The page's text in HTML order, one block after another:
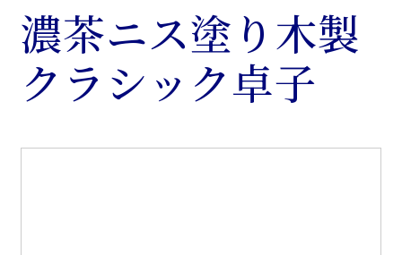
濃茶ニス塗り木製
クラシック卓子